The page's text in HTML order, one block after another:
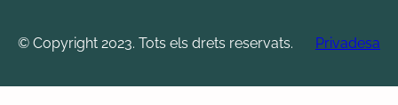
© Copyright 2023. Tots els drets reservats. Privadesa